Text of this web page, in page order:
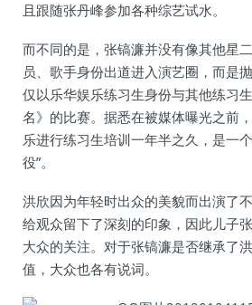
且跟随张丹峰参加各种综艺试水。
而不同的是，张镐濂并没有像其他星
员、歌手身份出道进入演艺圈，而是
仅以乐华娱乐练习生身份与其他练习
名》的比赛。据悉在被媒体曝光之前
乐进行练习生培训一年半之久，是一
役”。
洪欣因为年轻时出众的美貌而出演了
给观众留下了深刻的印象，因此儿子
大众的关注。对于张镐濂是否继承了
值，大众也各有说词。